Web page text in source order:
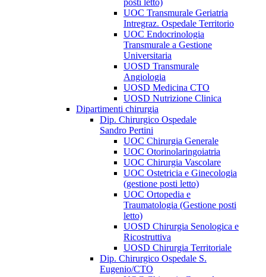
posti letto)
UOC Transmurale Geriatria
Intregraz. Ospedale Territorio
UOC Endocrinologia
Transmurale a Gestione
Universitaria
UOSD Transmurale
Angiologia
UOSD Medicina CTO
UOSD Nutrizione Clinica
Dipartimenti chirurgia
Dip. Chirurgico Ospedale
Sandro Pertini
UOC Chirurgia Generale
UOC Otorinolaringoiatria
UOC Chirurgia Vascolare
UOC Ostetricia e Ginecologia
(gestione posti letto)
UOC Ortopedia e
Traumatologia (Gestione posti
letto)
UOSD Chirurgia Senologica e
Ricostruttiva
UOSD Chirurgia Territoriale
Dip. Chirurgico Ospedale S.
Eugenio/CTO